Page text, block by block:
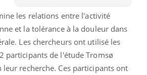
les relations entre l'activité
et la tolérance à la douleur dans
Les chercheurs ont utilisé les
participants de l'étude Tromsø
recherche. Ces participants ont